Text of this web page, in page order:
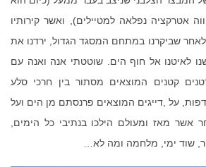
אטרקציה נפלאה למטיילים), ואשר קירותיו
,לאחר שביקרנו במתחם המסגד הגדול, ירדנו את
לאיטנו אל חוף הים .שוטטתי אנה ואנה עם
קטנים המוצאים מסתור בין חרכי סלע
על דייגים המוצאים פרנסתם מן הים ועל
אשר מאז ומעולם הילכו בנתיבי כל הימים
שוד ימי מלחמה ומה לא…